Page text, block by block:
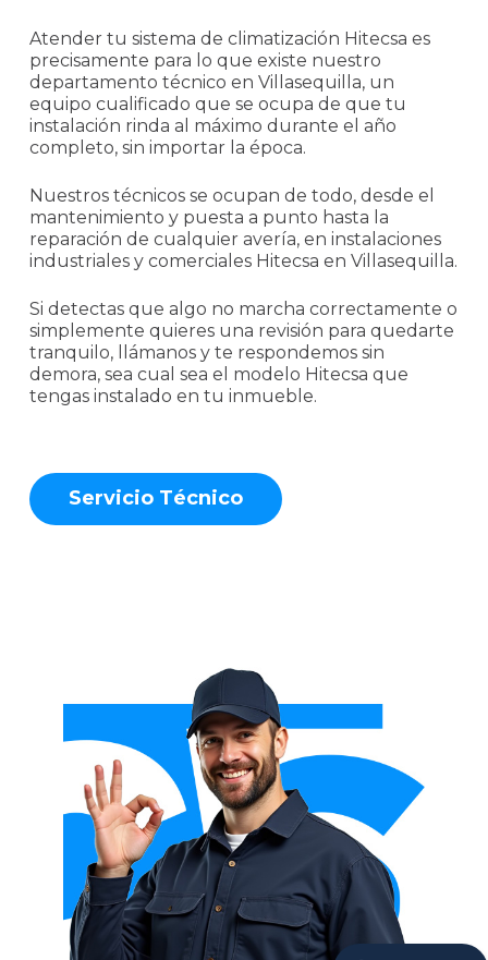
Atender tu sistema de climatización Hitecsa es
precisamente para lo que existe nuestro
departamento técnico en Villasequilla, un
equipo cualificado que se ocupa de que tu
instalación rinda al máximo durante el año
completo, sin importar la época.
Nuestros técnicos se ocupan de todo, desde el
mantenimiento y puesta a punto hasta la
reparación de cualquier avería, en instalaciones
industriales y comerciales Hitecsa en Villasequilla.
Si detectas que algo no marcha correctamente o
simplemente quieres una revisión para quedarte
tranquilo, llámanos y te respondemos sin
demora, sea cual sea el modelo Hitecsa que
tengas instalado en tu inmueble.
Servicio Técnico